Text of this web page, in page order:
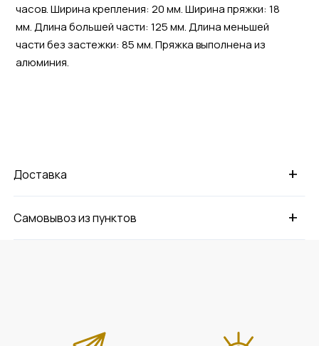
часов. Ширина крепления: 20 мм. Ширина пряжки: 18
мм. Длина большей части: 125 мм. Длина меньшей
части без застежки: 85 мм. Пряжка выполнена из
алюминия.
+
Доставка
+
Самовывоз из пунктов